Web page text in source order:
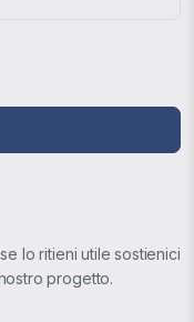
lo ritieni utile sostienici
progetto.